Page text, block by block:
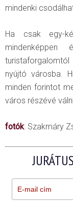
mindenki
Ha csak egy-
nyújtó városba.
minden forintot
város részévé
fotók: Szakmáry